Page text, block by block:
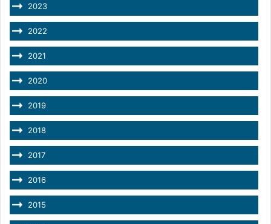
2023
2022
2021
2020
2019
2018
2017
2016
2015